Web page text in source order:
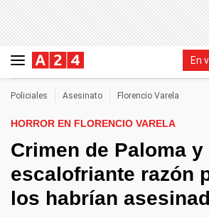
En
Policiales Asesinato Florencio Varela
HORROR EN FLORENCIO VARELA
Crimen de Paloma
escalofriante razón
los habrían